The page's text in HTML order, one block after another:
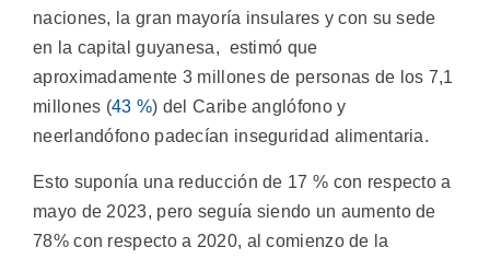
naciones, la gran mayoría insulares y con su sede
en la capital guyanesa, estimó que
aproximadamente 3 millones de personas de los 7,1
millones (43 %) del Caribe anglófono y
neerlandófono padecían inseguridad alimentaria.
Esto suponía una reducción de 17 % con respecto a
mayo de 2023, pero seguía siendo un aumento de
78% con respecto a 2020, al comienzo de la